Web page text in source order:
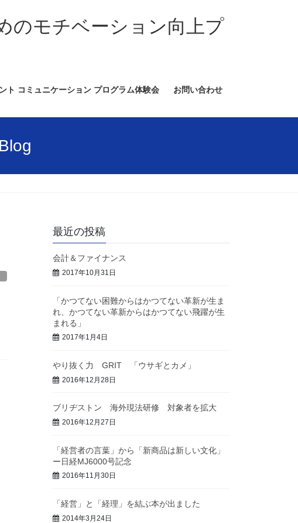
のモチベーション向上プ
ト コミュニケーション プログラム体験会 お問い合わせ
最近の投稿
会計＆ファイナンス
2017年10月31日
「かつてない困難からはかつてない革新が生ま
れ、かつてない革新からはかつてない飛躍が生
まれる」
2017年1月4日
やり抜く力 GRIT 「ウサギとカメ」
2016年12月28日
ブリヂストン 海外現法研修 対象者を拡大
2016年12月27日
「経営者の言葉」から「新商品は新しい文化」
ー日経MJ6000号記念
2016年11月30日
「経営」と「経理」を結ぶ本が出ました
2014年3月24日